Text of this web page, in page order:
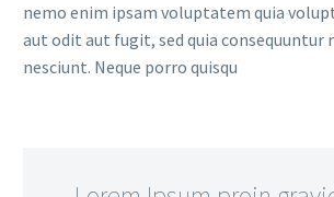
nemo enim ipsam voluptatem quia
aut odit aut fugit, sed quia consequuntur
nesciunt. Neque porro quisqu